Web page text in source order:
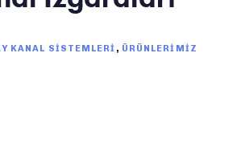
KANAL SİSTEMLERİ , ÜRÜNLERİMİZ